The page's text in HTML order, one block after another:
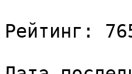
Рейтинг: